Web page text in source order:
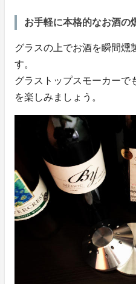
お手軽に本格的なお酒の
グラスの上でお酒を瞬間燻
す。
グラストップスモーカーで
を楽しみましょう。